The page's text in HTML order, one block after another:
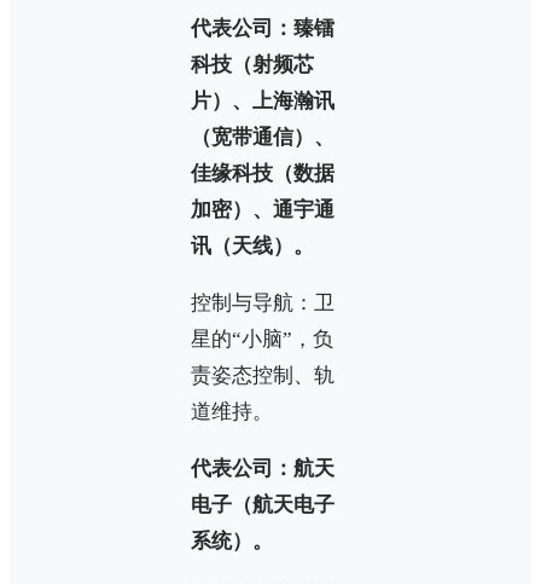
代表公司：臻镭
科技（射频芯
片）、上海瀚讯
（宽带通信）、
佳缘科技（数据
加密）、通宇通
讯（天线）。
控制与导航：卫
星的“小脑”，负
责姿态控制、轨
道维持。
代表公司：航天
电子（航天电子
系统）。